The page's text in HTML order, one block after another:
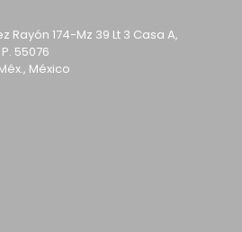
Rayón 174-Mz 39 Lt 3 Casa A,
55076
México